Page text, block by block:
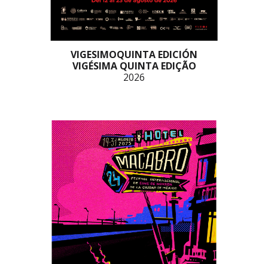
VIGESIMOQUINTA EDICIÓN
VIGÉSIMA QUINTA EDIÇÃO
2026